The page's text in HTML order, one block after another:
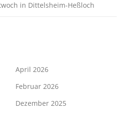
in Dittelsheim-Heßloch
April 2026
Februar 2026
Dezember 2025